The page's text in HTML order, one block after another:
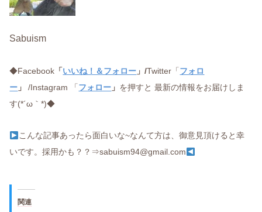
Sabuism
◆Facebook 「 いいね！＆フォロー 」/Twitter「 フォロ
ー 」/Instagram 「 フォロー 」 を押すと 最新の情報をお届けしま
す(*´ω｀*)◆
こんな記事あったら面白いな~なんて方は、御意見頂けると幸
いです。採用かも？？⇒sabuism94@gmail.com
関連